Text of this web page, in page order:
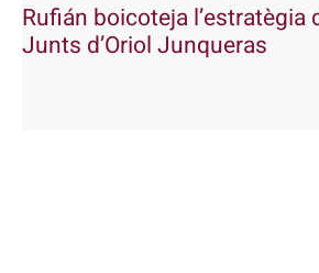
Rufián boicoteja l’estratègia
Junts d’Oriol Junqueras